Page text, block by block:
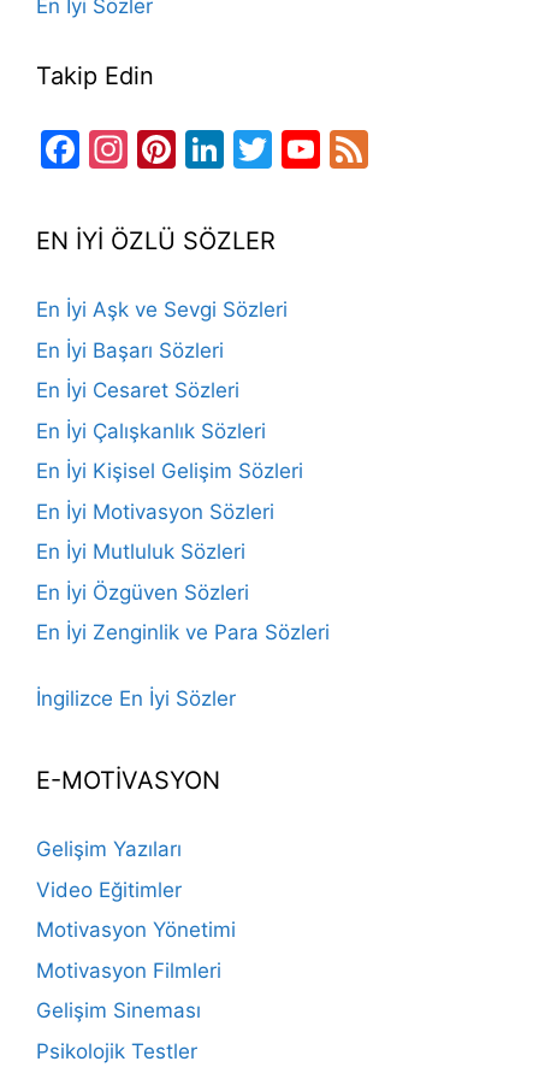
En İyi Sözler
Takip Edin
Facebook
Instagram
Pinterest
LinkedIn
TwitterYouTube
EN İYİ ÖZLÜ SÖZLER
En İyi Aşk ve Sevgi Sözleri
En İyi Başarı Sözleri
En İyi Cesaret Sözleri
En İyi Çalışkanlık Sözleri
En İyi Kişisel Gelişim Sözleri
En İyi Motivasyon Sözleri
En İyi Mutluluk Sözleri
En İyi Özgüven Sözleri
En İyi Zenginlik ve Para Sözleri
İngilizce En İyi Sözler
E-MOTİVASYON
Gelişim Yazıları
Video Eğitimler
Motivasyon Yönetimi
Motivasyon Filmleri
Gelişim Sineması
Psikolojik Testler